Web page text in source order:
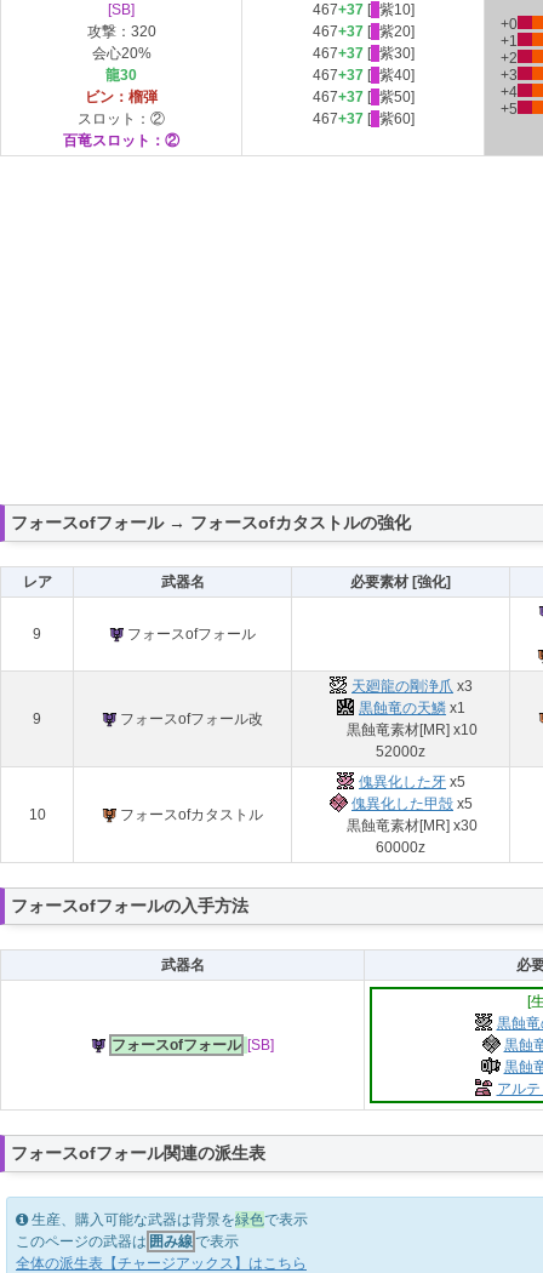
[SB]
攻撃：320
会心20%
龍30
ビン：榴弾
スロット：②
百竜スロット：②
467+37[■ 紫10]
467+37[■ 紫20]
467+37[■ 紫30]
467+37[■ 紫40]
467+37[■ 紫50]
467+37[■ 紫60]
+0
+1
+2
+3
+4
+5
フォースofフォール → フォースofカタストルの強化
レア 武器名 必要素材 [強化]
9 フォースofフォール
9 フォースofフォール改
天廻龍の剛浄爪 x3
黒蝕竜の天鱗 x1
黒蝕竜素材[MR] x10
52000z
10 フォースofカタストル
傀異化した牙 x5
傀異化した甲殻 x5
黒蝕竜素材[MR] x30
60000z
フォースofフォールの入手方法
武器名 必
フォースofフォール [SB]
[
黒蝕
黒蝕
黒蝕
アル
フォースofフォール関連の派生表
生産、購入可能な武器は背景を緑色で表示
このページの武器は 囲み線で表示
全体の派生表【チャージアックス】はこちら